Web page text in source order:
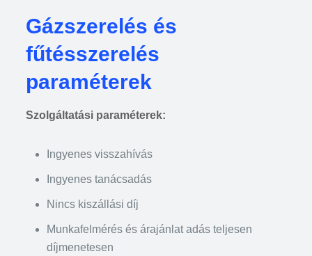
Gázszerelés és
fűtésszerelés
paraméterek
Szolgáltatási paraméterek:
Ingyenes visszahívás
Ingyenes tanácsadás
Nincs kiszállási díj
Munkafelmérés és árajánlat adás teljesen
díjmenetesen